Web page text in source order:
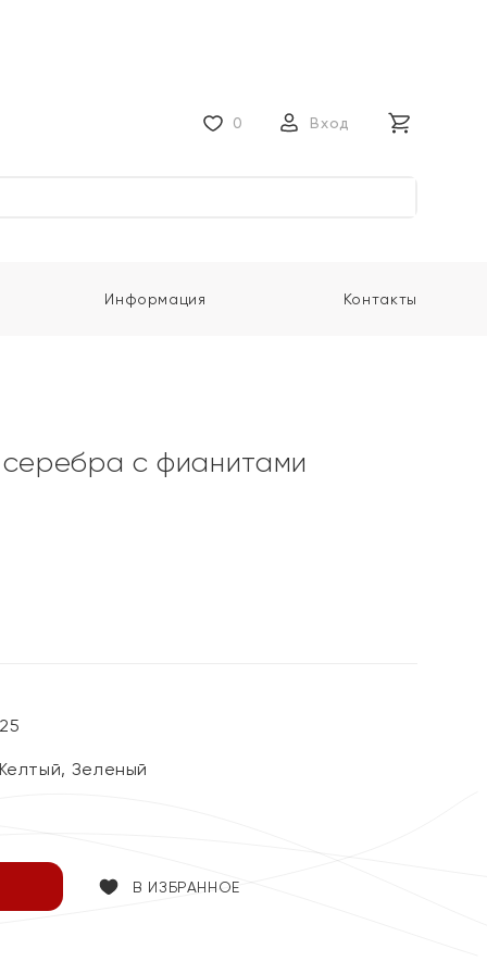
0 Вход
Информация Контакты
с фианитами
Зеленый
В ИЗБРАННОЕ